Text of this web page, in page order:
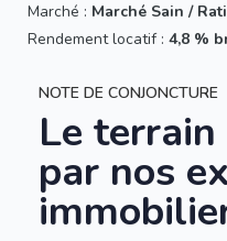
Marché : Marché Sain /
Rendement locatif : 4,8 %
NOTE DE CONJONCTURE
Le
par nos